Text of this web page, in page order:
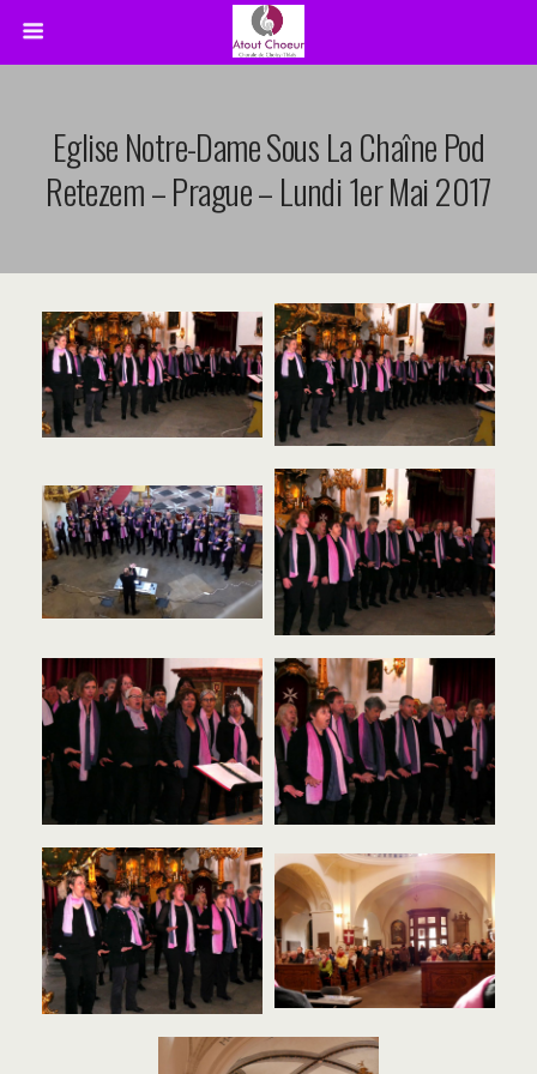
Eglise Notre-Dame Sous La Chaîne Pod
Retezem – Prague – Lundi 1er Mai 2017